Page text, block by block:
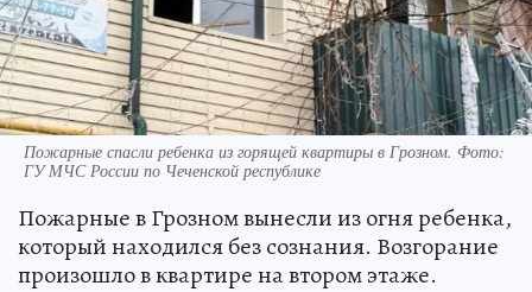
Пожарные спасли ребенка из горящей квартиры в Грозном. Фото:
ГУ МЧС России по Чеченской республике
Пожарные в Грозном вынесли из огня ребенка,
который находился без сознания. Возгорание
произошло в квартире на втором этаже.